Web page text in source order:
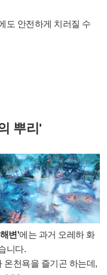
도 안전하게 치러질 수
뿌리'
변'에는 과거 오레하 화
니다.
온천욕을 즐기곤 하는데,